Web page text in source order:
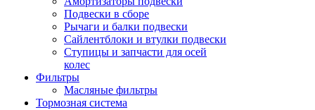
Подвески в сборе
Рычаги и балки подвески
Сайлентблоки и втулки подвески
Ступицы и запчасти для осей
колес
Фильтры
Масляные фильтры
Тормозная система